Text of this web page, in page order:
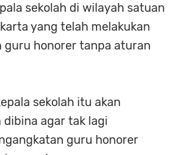
sekolah di wilayah satuan
yang telah melakukan
guru honorer tanpa aturan
sekolah itu akan
dibina agar tak lagi
guru honorer